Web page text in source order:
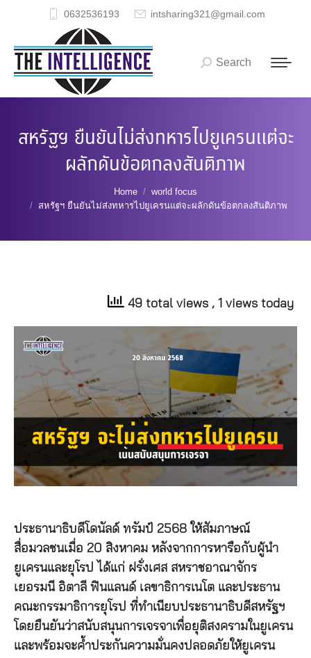
0632536193 intsharing321@gmail.com
Search:
Search
สหรัฐฯ ยืนยันไม่ส่งทหารไปยูเครนแต่จะ
ผลักดันข้อตกลงสันติภาพ
Home
world focus
สหรัฐฯ ยืนยันไม่ส่งทหารไปยูเครนแต่จะผลักดันข้อตกลงสันติภาพ
49 total views , 1 views today
ประธานาธิบดีโดนัลด์ ทรัมป์ 2568 ให้สัมภาษณ์
สื่อมวลชนเมื่อ 20 สิงหาคม หลังจากการหารือกับผู้นำ
ยูเครนและยุโรป ได้แก่ ฝรั่งเศส สหราชอาณาจักร
เยอรมนี อิตาลี ฟินแลนด์ เลขาธิการเนโต และประธาน
คณะกรรมาธิการยุโรป ที่ทำเนียบประธานาธิบดีสหรัฐฯ
โดยยืนยันว่าสนับสนุนการเจรจาเพื่อยุติสงครามในยูเครน
และพร้อมจะค้ำประกันความมั่นคงปลอดภัยให้ยูเครน